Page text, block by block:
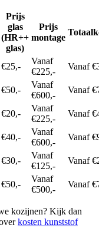
Prijs
glas
(HR++
glas)
Prijs
montage
€25,-
Vanaf
€225,-
Vanaf
€50,-
Vanaf
€600,-
Vanaf
€20,-
Vanaf
€225,-
Vanaf
€40,-
Vanaf
€600,-
Vanaf
€30,-
Vanaf
€125,-
Vanaf
€50,-
Vanaf
€500,-
Vanaf
kozijnen? Kijk dan
kosten kunststof